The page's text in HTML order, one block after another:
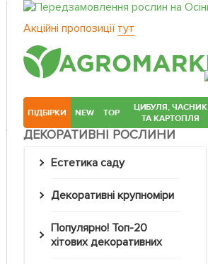
Акційні пропозиції тут
ПІДБІРКИ NEW TOP
ЦИБУЛЯ, ЧАСНИК
ТА КАРТОПЛЯ
ДЕКОРАТИВНІ РОСЛИНИ
Естетика саду
Декоративні крупноміри
Популярно! Топ-20
хітових декоративних